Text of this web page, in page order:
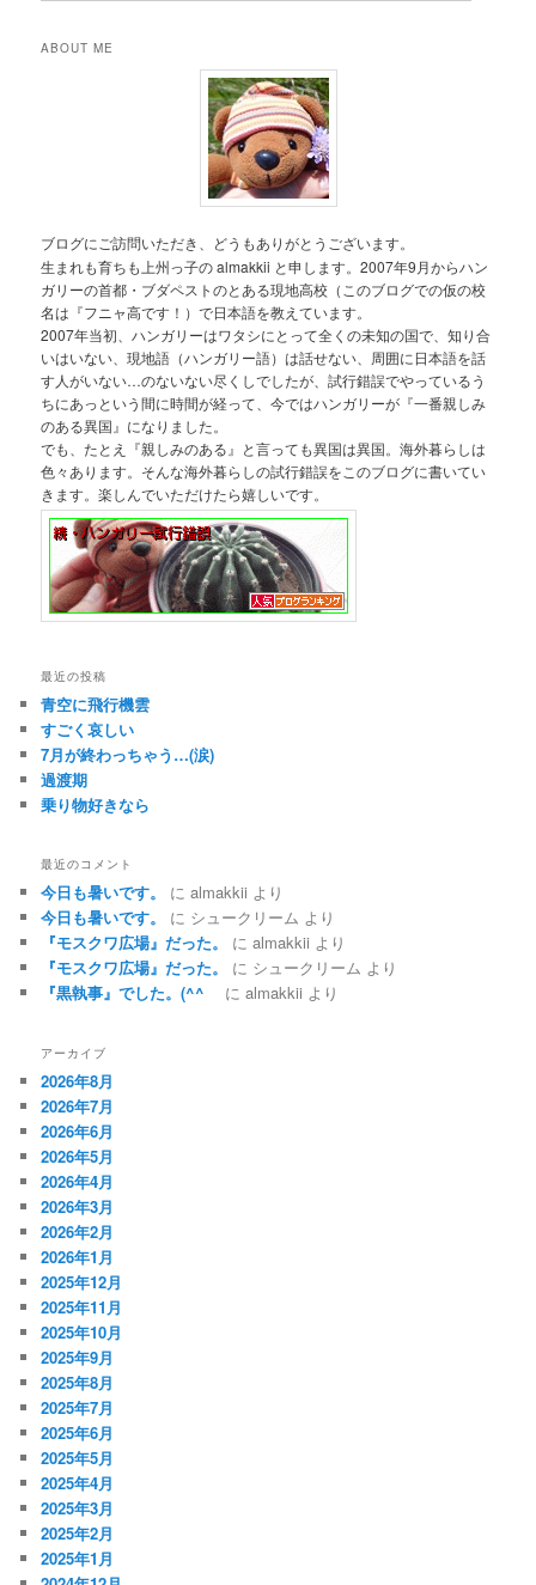
ABOUT ME
ブログにご訪問いただき、どうもありがとうございます。
生まれも育ちも上州っ子の almakkii と申します。2007年9月からハン
ガリーの首都・ブダペストのとある現地高校（このブログでの仮の校
名は『フニャ高です！）で日本語を教えています。
2007年当初、ハンガリーはワタシにとって全くの未知の国で、知り合
いはいない、現地語（ハンガリー語）は話せない、周囲に日本語を話
す人がいない…のないない尽くしでしたが、試行錯誤でやっているう
ちにあっという間に時間が経って、今ではハンガリーが『一番親しみ
のある異国』になりました。
でも、たとえ『親しみのある』と言っても異国は異国。海外暮らしは
色々あります。そんな海外暮らしの試行錯誤をこのブログに書いてい
きます。楽しんでいただけたら嬉しいです。
最近の投稿
青空に飛行機雲
すごく哀しい
7月が終わっちゃう…(涙)
過渡期
乗り物好きなら
最近のコメント
今日も暑いです。 にalmakkii より
今日も暑いです。
に シュークリーム より
『モスクワ広場』だった。
にalmakkii より
『モスクワ広場』だった。
に シュークリーム より
『黒執事』でした。(^^ゞ
にalmakkii より
アーカイブ
2026年8月
2026年7月
2026年6月
2026年5月
2026年4月
2026年3月
2026年2月
2026年1月
2025年12月
2025年11月
2025年10月
2025年9月
2025年8月
2025年7月
2025年6月
2025年5月
2025年4月
2025年3月
2025年2月
2025年1月